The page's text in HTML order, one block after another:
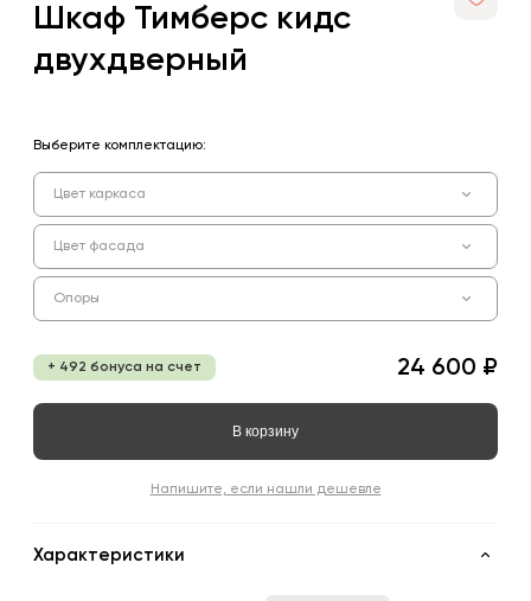
Шкаф Тимберс кидс
двухдверный
Выберите комплектацию:
Цвет каркаса
Цвет фасада
Опоры
+ 492 бонуса на счет 24 600 ₽
В корзину
Напишите, если нашли дешевле
Характеристики